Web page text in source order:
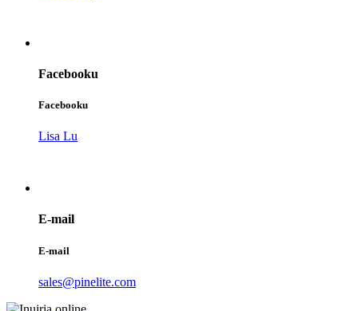
Facebooku
Facebooku
Lisa Lu
E-mail
E-mail
sales@pinelite.com